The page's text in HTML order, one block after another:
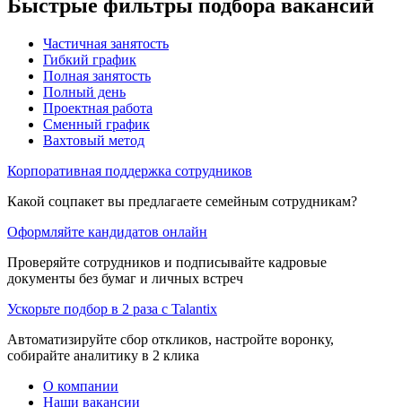
Быстрые фильтры подбора вакансий
Частичная занятость
Гибкий график
Полная занятость
Полный день
Проектная работа
Сменный график
Вахтовый метод
Корпоративная поддержка сотрудников
Какой соцпакет вы предлагаете семейным сотрудникам?
Оформляйте кандидатов онлайн
Проверяйте сотрудников и подписывайте кадровые
документы без бумаг и личных встреч
Ускорьте подбор в 2 раза с Talantix
Автоматизируйте сбор откликов, настройте воронку,
собирайте аналитику в 2 клика
О компании
Наши вакансии